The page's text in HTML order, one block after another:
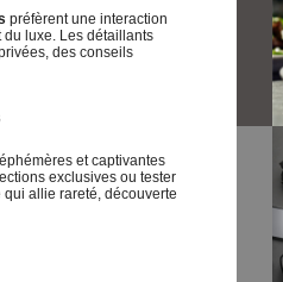
préfèrent une interaction
luxe. Les détaillants
des conseils
et captivantes
exclusives ou tester
allie rareté, découverte